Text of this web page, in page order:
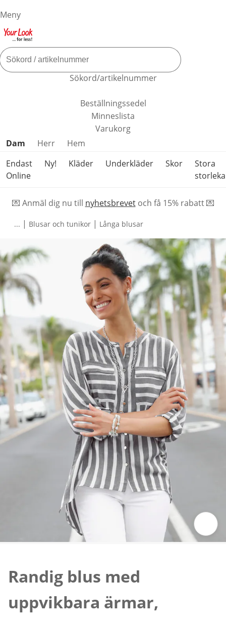
Meny
Sökord/artikelnummer
Beställningssedel
Minneslista
Varukorg
Hoppa över produktkategorier
Dam Herr
Hem
Endast
Online
Ny! Kläder Underkläder Skor
Stora
💌 Anmäl dig nu till nyhetsbrevetoch få 15% rabatt 💌
... | Blusar och tunikor | Långa blusar
Randig blus med
uppvikbara ärmar,